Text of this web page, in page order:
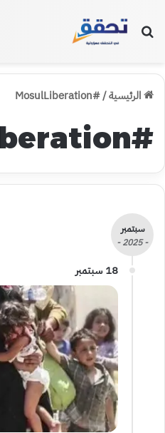
بحث عن
الرئيسية/
#MosulLiberation
#MosulLiberation
سبتمبر
- 2025 -
18 سبتمبر